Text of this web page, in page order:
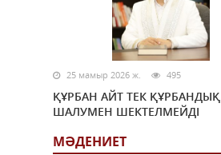
25 мамыр 2026 ж. 495
ҚҰРБАН АЙТ ТЕК ҚҰРБАНДЫҚ
ШАЛУМЕН ШЕКТЕЛМЕЙДІ
МӘДЕНИЕТ